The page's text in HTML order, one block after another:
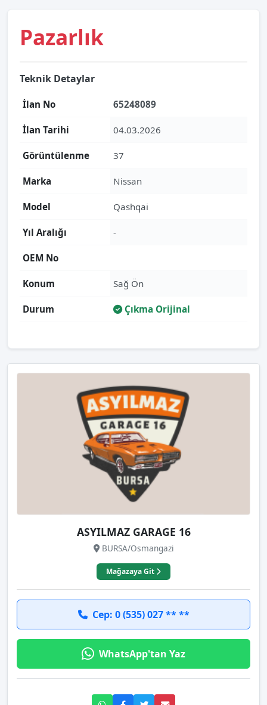
Pazarlık
Teknik Detaylar
İlan No 65248089
İlan Tarihi 04.03.2026
Görüntülenme 37
Marka Nissan
Model Qashqai
Yıl Aralığı -
OEM No
Konum Sağ Ön
Durum Çıkma Orijinal
ASYILMAZ GARAGE 16
BURSA/Osmangazi
Mağazaya Git
Cep: 0 (535) 027 ** **
WhatsApp'tan Yaz